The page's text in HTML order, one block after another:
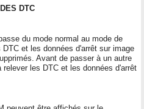
DTC
du mode normal au mode de
et les données d'arrêt sur image
Avant de passer à un autre
les DTC et les données d'arrêt